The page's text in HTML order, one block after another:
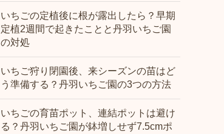
いちごの定植後に根が露出したら？早期
定植2週間で起きたことと丹羽いちご園
の対処
いちご狩り閉園後、来シーズンの苗はど
う準備する？丹羽いちご園の3つの方法
いちごの育苗ポット、連結ポットは避け
る？丹羽いちご園が鉢増しせず7.5cmポ